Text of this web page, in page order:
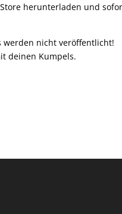
herunterladen und
werden nicht veröffentlicht!
deinen Kumpels.